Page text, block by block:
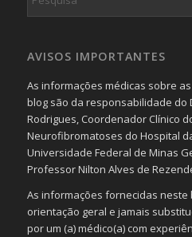
AVISOS IMPORTANTES
As informações médicas sobre
blog são da responsabilidade do
Rodrigues, Coordenador Clínico
Neurofibromatoses do Hospital
Universidade Federal de Minas
Professor Nilton Alves de
As informações fornecidas neste
orientação geral e jamais
por um (a) médico(a) com